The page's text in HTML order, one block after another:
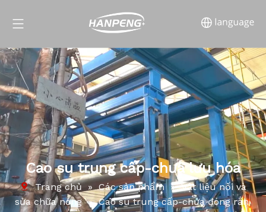
Cao su trung cấp-chưa lưu hóa
Trang chủ » Các sản phẩm » Vật liệu nối và
sửa chữa nóng » Cao su trung cấp-chưa đóng rắn